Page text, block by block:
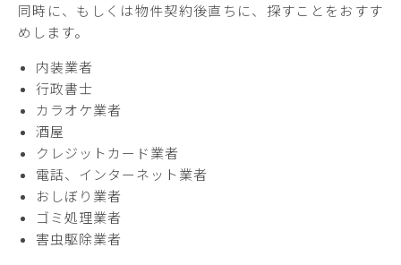
同時に、もしくは物件契約後直ちに、探すことをおすす
めします。
内装業者
行政書士
カラオケ業者
酒屋
クレジットカード業者
電話、インターネット業者
おしぼり業者
ゴミ処理業者
害虫駆除業者